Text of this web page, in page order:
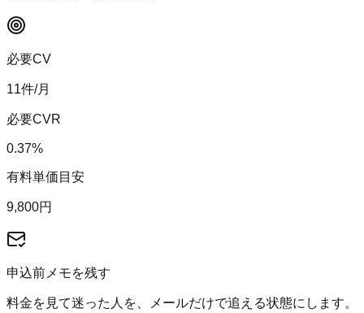
必要CV
11件/月
必要CVR
0.37%
有料単価目安
9,800円
申込前メモを残す
料金を見て迷った人を、メールだけで追える状態にします。